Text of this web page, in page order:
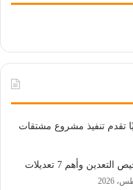
تقدم تنفيذ مشروع مشتقات
تعرف على خطوات تيسير إجراءات تراخيص التعدين وأهم 7 تعديلات